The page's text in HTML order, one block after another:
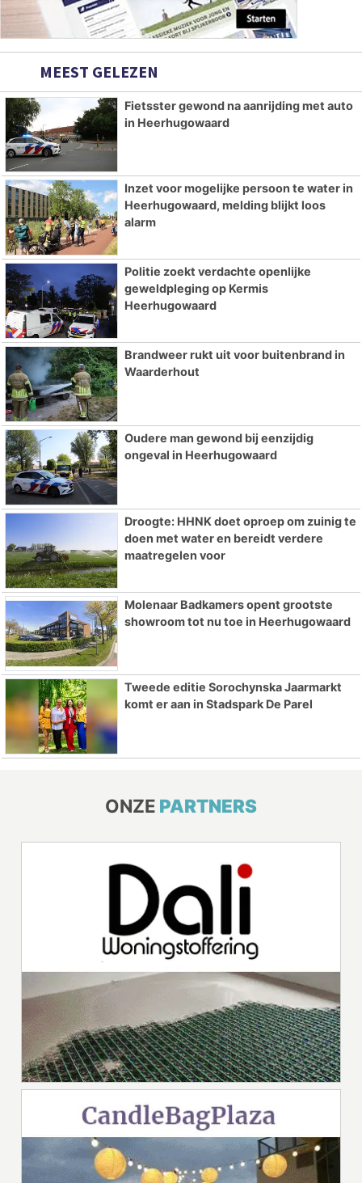
MEEST GELEZEN
Fietsster gewond na aanrijding met auto
in Heerhugowaard
Inzet voor mogelijke persoon te water in
Heerhugowaard, melding blijkt loos
alarm
Politie zoekt verdachte openlijke
geweldpleging op Kermis
Heerhugowaard
Brandweer rukt uit voor buitenbrand in
Waarderhout
Oudere man gewond bij eenzijdig
ongeval in Heerhugowaard
Droogte: HHNK doet oproep om zuinig te
doen met water en bereidt verdere
maatregelen voor
Molenaar Badkamers opent grootste
showroom tot nu toe in Heerhugowaard
Tweede editie Sorochynska Jaarmarkt
komt er aan in Stadspark De Parel
ONZE PARTNERS